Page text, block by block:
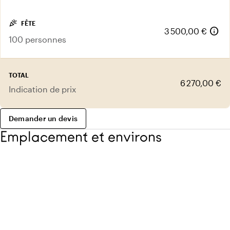
celebration FÊTE
100 personnes
3 500,00 € info
TOTAL
Indication de prix
6 270,00 €
Demander un devis
Emplacement et environs